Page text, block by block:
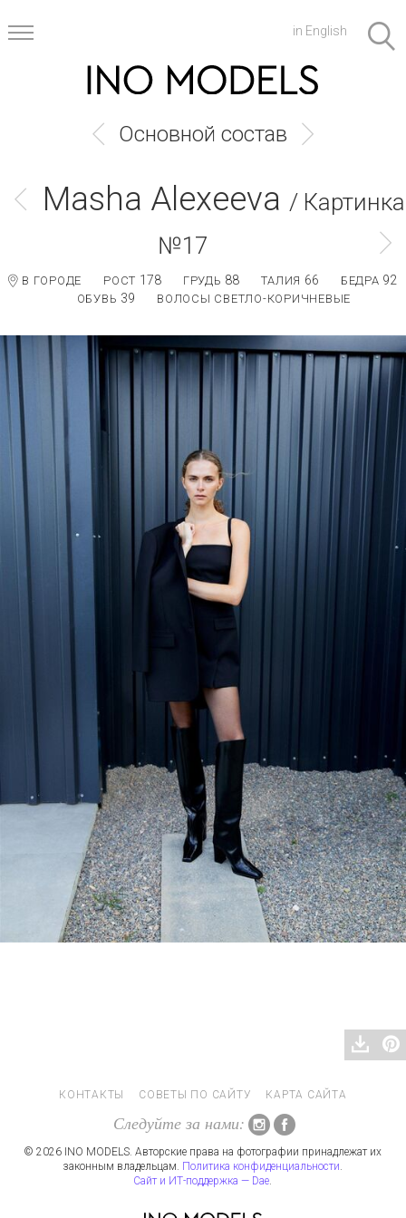
in English
Основной состав
Masha Alexeeva / Картинка
№17
В ГОРОДЕ РОСТ 178 ГРУДЬ 88 ТАЛИЯ 66 БЕДРА 92
ОБУВЬ 39 ВОЛОСЫ СВЕТЛО-КОРИЧНЕВЫЕ
КОНТАКТЫ СОВЕТЫ ПО САЙТУ КАРТА САЙТА
Следуйте за нами:
© 2026 INO MODELS. Авторские права на фотографии принадлежат их
законным владельцам. Политика конфиденциальности.
Сайт и ИТ-поддержка — Dae.